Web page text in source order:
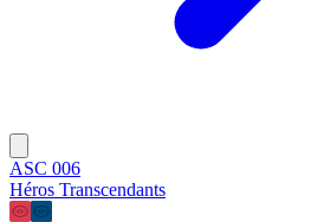
ASC 006
Héros Transcendants